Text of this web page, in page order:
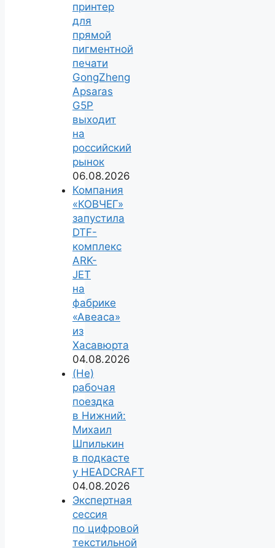
принтер
для
прямой
пигментной
печати
GongZheng
Apsaras
G5P
выходит
на
российский
рынок
06.08.2026
Компания
«КОВЧЕГ»
запустила
DTF-
комплекс
ARK-
JET
на
фабрике
«Авеаса»
из
Хасавюрта
04.08.2026
(Не)
рабочая
поездка
в Нижний:
Михаил
Шпилькин
в подкасте
у HEADCRAFT
04.08.2026
Экспертная
сессия
по цифровой
текстильной